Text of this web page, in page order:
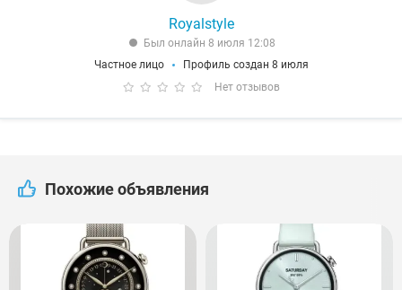
Royalstyle
Был онлайн 8 июля 12:08
Частное лицо
Профиль создан 8 июля
Нет отзывов
Похожие объявления